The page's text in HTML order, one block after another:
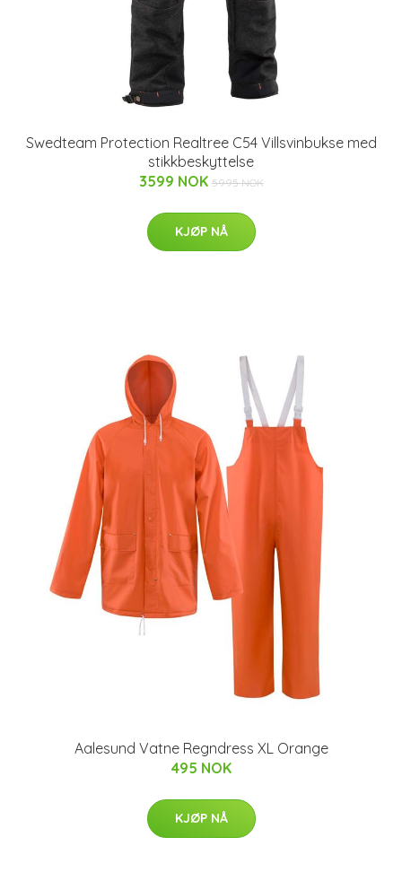
Swedteam Protection Realtree C54 Villsvinbukse med
stikkbeskyttelse
3599 NOK 5995 NOK
KJØP NÅ
Aalesund Vatne Regndress XL Orange
495 NOK
KJØP NÅ